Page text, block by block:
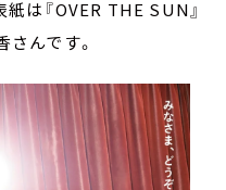
は『OVER THE SUN』
んです。